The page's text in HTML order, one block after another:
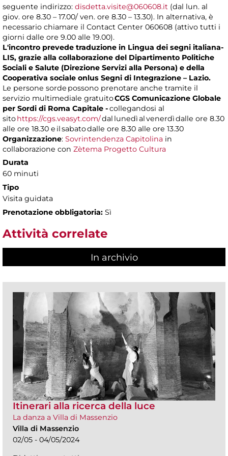
seguente indirizzo: disdetta.visite@060608.it (dal lun. al
giov. ore 8.30 – 17.00/ ven. ore 8.30 – 13.30). In alternativa, è
necessario chiamare il Contact Center 060608 (attivo tutti i
giorni dalle ore 9.00 alle 19.00).
L'incontro prevede traduzione in Lingua dei segni italiana-
LIS, grazie alla collaborazione del Dipartimento Politiche
Sociali e Salute (Direzione Servizi alla Persona) e della
Cooperativa sociale onlus Segni di Integrazione – Lazio.
Le persone sorde possono prenotare anche tramite il
servizio multimediale gratuitoCGS Comunicazione Globale
per Sordi di Roma Capitale -collegandosi al
sitohttps://cgs.veasyt.com/dal lunedì al venerdì dalle ore 8.30
alle ore 18.30 e il sabato dalle ore 8.30 alle ore 13.30
Organizzazione: Sovrintendenza Capitolina in
collaborazione con Zètema Progetto Cultura
Durata
60 minuti
Tipo
Visita guidata
Prenotazione obbligatoria: Sì
Attività correlate
In archivio
Itinerari alla ricerca della luce
La danza a Villa di Massenzio
Villa di Massenzio
02/05 - 04/05/2024